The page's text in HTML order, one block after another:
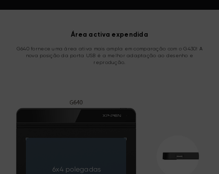
Área activa expendida
G640 fornece uma área ativa mais ampla em comparação com o G430! A
nova posição da porta USB é a melhor adaptação ao desenho e
reprodução.
6x4 polegadas